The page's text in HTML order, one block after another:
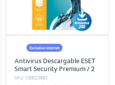
Exclusivo internet
Antivirus Descargable ESET
Smart Security Premium / 2
años / 4 dispositivos
SKU: 100023883